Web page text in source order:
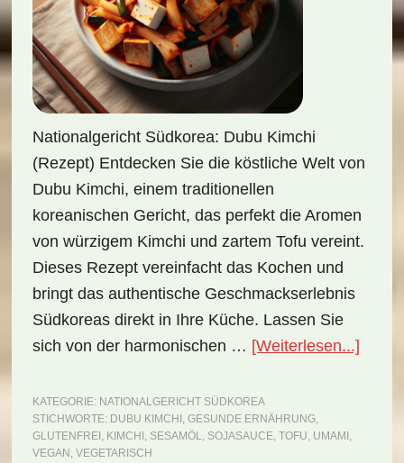
Nationalgericht Südkorea: Dubu Kimchi
(Rezept) Entdecken Sie die köstliche Welt von
Dubu Kimchi, einem traditionellen
koreanischen Gericht, das perfekt die Aromen
von würzigem Kimchi und zartem Tofu vereint.
Dieses Rezept vereinfacht das Kochen und
bringt das authentische Geschmackserlebnis
Südkoreas direkt in Ihre Küche. Lassen Sie
sich von der harmonischen … [Weiterlesen...]
KATEGORIE: NATIONALGERICHT SÜDKOREA
STICHWORTE: DUBU KIMCHI , GESUNDE ERNÄHRUNG,
GLUTENFREI , KIMCHI , SESAMÖL, SOJASAUCE, TOFU, UMAMI ,
VEGAN , VEGETARISCH